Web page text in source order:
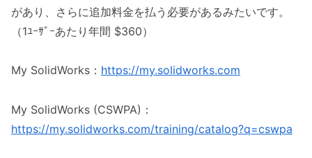
があり、さらに追加料金を払う必要があるみたいです。
（1ﾕｰｻﾞｰあたり年間 $360）
My SolidWorks： https://my.solidworks.com
My SolidWorks (CSWPA)：
https://my.solidworks.com/training/catalog?q=cswpa